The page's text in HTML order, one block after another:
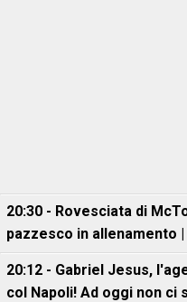
20:30 - Rovesciata di
pazzesco in allenamento |
20:12 - Gabriel Jesus,
col Napoli! Ad oggi non ci